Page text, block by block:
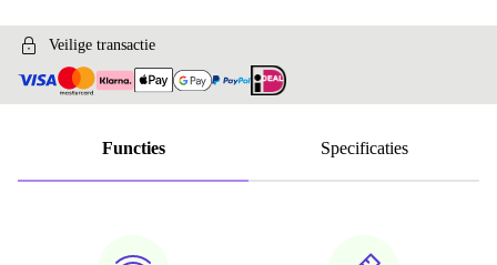
Veilige transactie
Functies Specificaties